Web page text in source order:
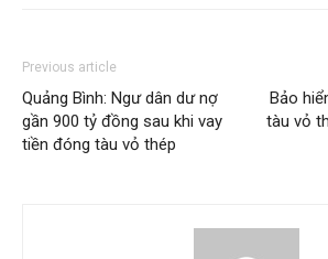
Previous article
Quảng Bình: Ngư dân dư nợ
gần 900 tỷ đồng sau khi vay
tiền đóng tàu vỏ thép
Bảo
tàu vỏ